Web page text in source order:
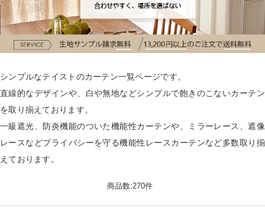
シンプルなテイストのカーテン一覧ページです。
直線的なデザインや、白や無地などシンプルで飽きのこないカーテン
を取り揃えております。
一級遮光、防炎機能のついた機能性カーテンや、ミラーレース、遮像
レースなどプライバシーを守る機能性レースカーテンなど多数取り揃
えております。
商品数:270件